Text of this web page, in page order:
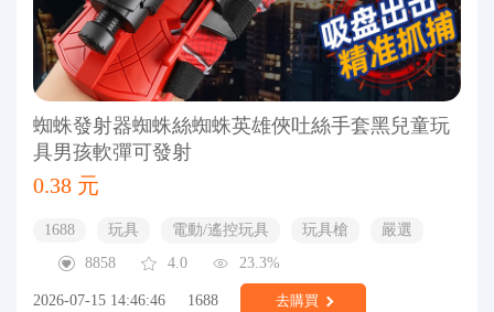
蜘蛛發射器蜘蛛絲蜘蛛英雄俠吐絲手套黑兒童玩
具男孩軟彈可發射
0.38 元
1688 玩具 電動/遙控玩具 玩具槍
嚴選
8858
4.0 23.3%
2026-07-15 14:46:46 1688 去購買